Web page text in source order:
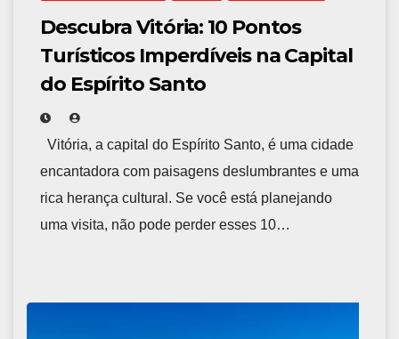
Descubra Vitória: 10 Pontos
Turísticos Imperdíveis na Capital
do Espírito Santo
Vitória, a capital do Espírito Santo, é uma cidade
encantadora com paisagens deslumbrantes e uma
rica herança cultural. Se você está planejando
uma visita, não pode perder esses 10…